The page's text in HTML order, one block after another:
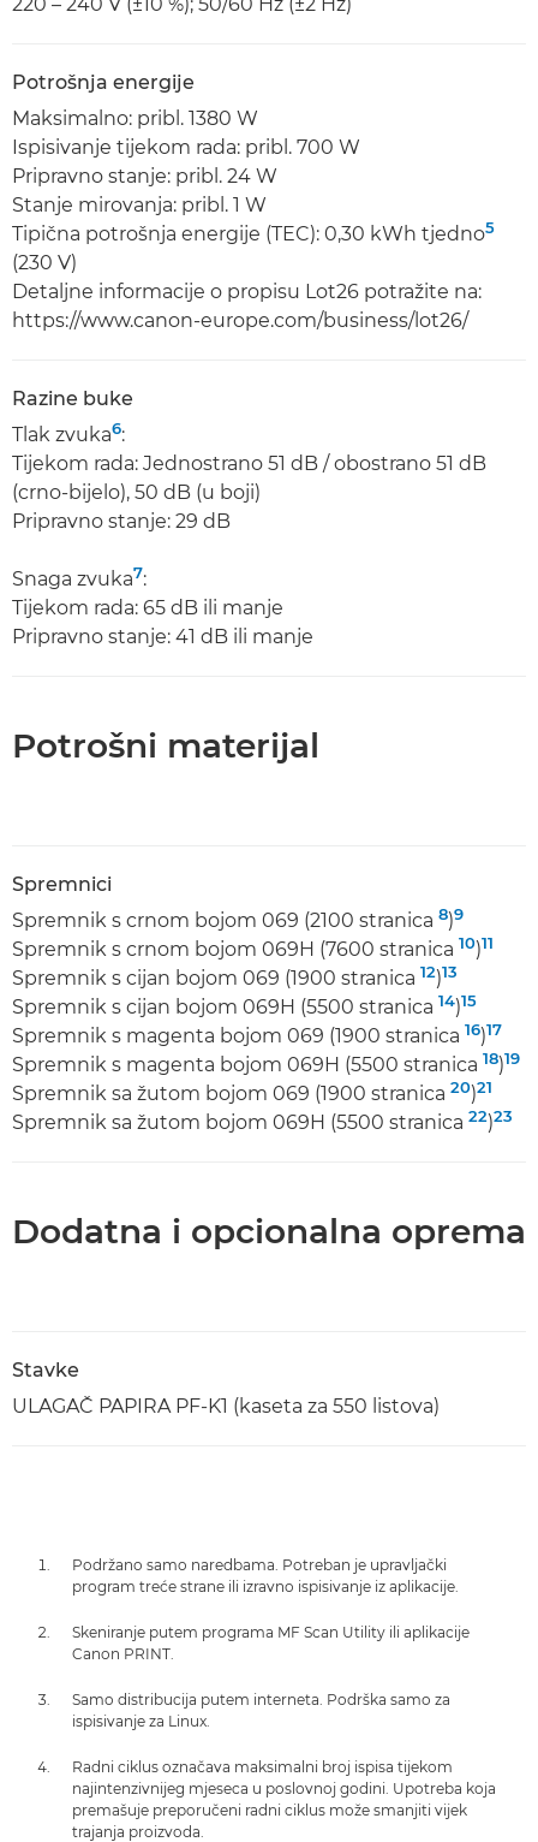
Potrošnja energije
Maksimalno: pribl. 1380 W
Ispisivanje tijekom rada: pribl. 700 W
Pripravno stanje: pribl. 24 W
Stanje mirovanja: pribl. 1 W
Tipična potrošnja energije (TEC): 0,30 kWh tjedno5
(230 V)
Detaljne informacije o propisu Lot26 potražite na:
https://www.canon-europe.com/business/lot26/
Razine buke
Tlak zvuka6:
Tijekom rada: Jednostrano 51 dB / obostrano 51 dB
(crno-bijelo), 50 dB (u boji)
Pripravno stanje: 29 dB
Snaga zvuka7:
Tijekom rada: 65 dB ili manje
Pripravno stanje: 41 dB ili manje
Potrošni materijal
Spremnici
Spremnik s crnom bojom 069 (2100 stranica 8)9
Spremnik s crnom bojom 069H (7600 stranica 10)11
Spremnik s cijan bojom 069 (1900 stranica 12)13
Spremnik s cijan bojom 069H (5500 stranica 14)15
Spremnik s magenta bojom 069 (1900 stranica 16)17
Spremnik s magenta bojom 069H (5500 stranica 18)19
Spremnik sa žutom bojom 069 (1900 stranica 20)21
Spremnik sa žutom bojom 069H (5500 stranica 22)23
Dodatna i opcionalna oprema
Stavke
ULAGAČ PAPIRA PF-K1 (kaseta za 550 listova)
Podržano samo naredbama. Potreban je upravljački
program treće strane ili izravno ispisivanje iz aplikacije.
Skeniranje putem programa MF Scan Utility ili aplikacije
Canon PRINT.
Samo distribucija putem interneta. Podrška samo za
ispisivanje za Linux.
Radni ciklus označava maksimalni broj ispisa tijekom
najintenzivnijeg mjeseca u poslovnoj godini. Upotreba koja
premašuje preporučeni radni ciklus može smanjiti vijek
trajanja proizvoda.